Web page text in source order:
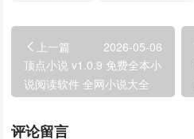
上一篇
2026-05-06
顶点小说 v1.0.9 免费全本小
说阅读软件 全网小说大全
评论留言